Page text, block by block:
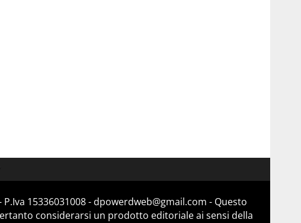
15336031008 - dpowerdweb@gmail.com - Questo
considerarsi un prodotto editoriale ai sensi della